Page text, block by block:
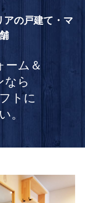
の戸建て・マ
ーム＆
なら
トに
。